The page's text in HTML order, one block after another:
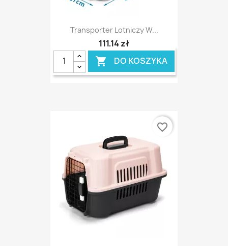
Transporter Lotniczy W...
111,14 zł
 DO KOSZYKA
favorite_border